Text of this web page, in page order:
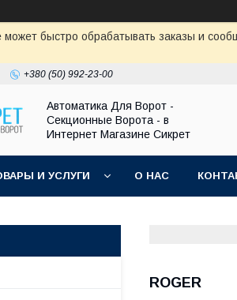
может быстро обрабатывать заказы и
+380 (50) 992-23-00
Автоматика Для Ворот -
Секционные Ворота - в
Интернет Магазине Сикрет
И УСЛУГИ О НАС
ROGER